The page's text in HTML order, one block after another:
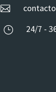

} 24/7 -